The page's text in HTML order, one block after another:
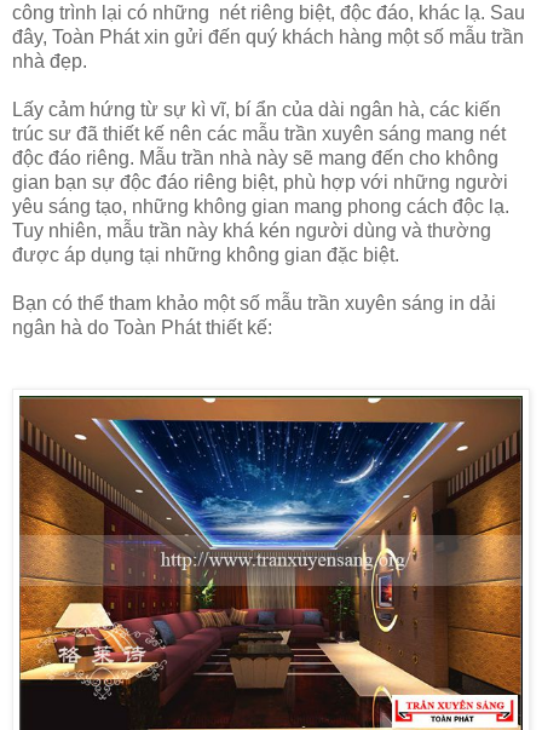
công trình lại có những nét riêng biệt, độc đáo, khác lạ. Sau
đây, Toàn Phát xin gửi đến quý khách hàng một số mẫu trần
nhà đẹp.
Lấy cảm hứng từ sự kì vĩ, bí ẩn của dài ngân hà, các kiến
trúc sư đã thiết kế nên các mẫu trần xuyên sáng mang nét
độc đáo riêng. Mẫu trần nhà này sẽ mang đến cho không
gian bạn sự độc đáo riêng biệt, phù hợp với những người
yêu sáng tạo, những không gian mang phong cách độc lạ.
Tuy nhiên, mẫu trần này khá kén người dùng và thường
được áp dụng tại những không gian đặc biệt.
Bạn có thể tham khảo một số mẫu trần xuyên sáng in dải
ngân hà do Toàn Phát thiết kế: